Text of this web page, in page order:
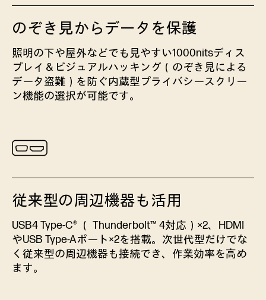
のぞき見からデータを保護
照明の下や屋外などでも見やすい1000nitsディス
プレイ＆ビジュアルハッキング（のぞき見による
データ盗難）を防ぐ内蔵型プライバシースクリー
ン機能の選択が可能です。
従来型の周辺機器も活用
USB4 Type-C® （ Thunderbolt™ 4対応）×2、HDMI
やUSB Type-Aポート×2を搭載。次世代型だけでな
く従来型の周辺機器も接続でき、作業効率を高め
ます。